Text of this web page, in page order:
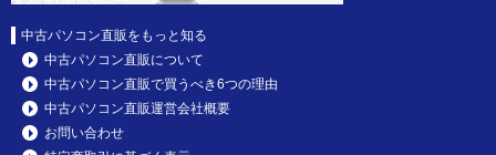
中古パソコン直販をもっと知る
中古パソコン直販について
中古パソコン直販で買うべき6つの理由
中古パソコン直販運営会社概要
お問い合わせ